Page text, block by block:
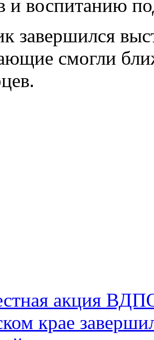
и воспитанию
завершился
смогли
акция
крае